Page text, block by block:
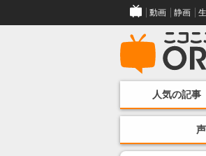
動画 静画
人気の記事